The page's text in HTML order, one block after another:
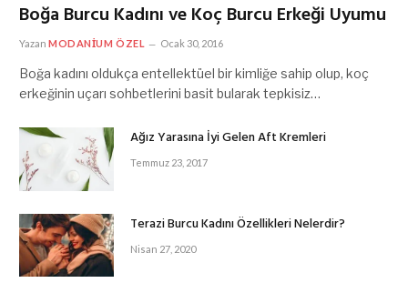
Boğa Burcu Kadını ve Koç Burcu Erkeği Uyumu
Yazan MODANIUM ÖZEL Ocak 30, 2016
Boğa kadını oldukça entellektüel bir kimliğe sahip olup, koç
erkeğinin uçarı sohbetlerini basit bularak tepkisiz…
Ağız Yarasına İyi Gelen Aft Kremleri
Temmuz 23, 2017
Terazi Burcu Kadını Özellikleri Nelerdir?
Nisan 27, 2020